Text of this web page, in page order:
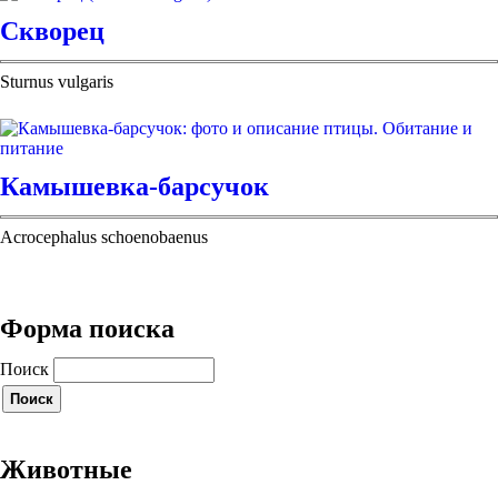
Скворец
Sturnus vulgaris
Камышевка-барсучок
Acrocephalus schoenobaenus
Форма поиска
Поиск
Животные